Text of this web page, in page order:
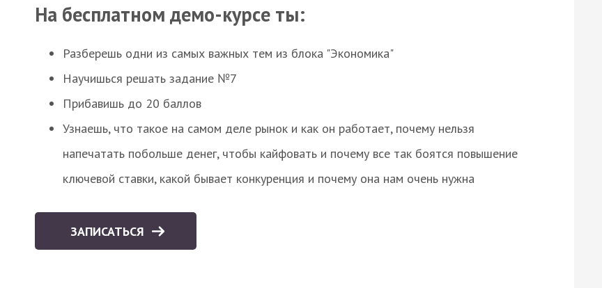
На бесплатном демо-курсе ты:
Разберешь одни из самых важных тем из блока "Экономика"
Научишься решать задание №7
Прибавишь до 20 баллов
Узнаешь, что такое на самом деле рынок и как он работает, почему нельзя
напечатать побольше денег, чтобы кайфовать и почему все так боятся повышение
ключевой ставки, какой бывает конкуренция и почему она нам очень нужна
ЗАПИСАТЬСЯ